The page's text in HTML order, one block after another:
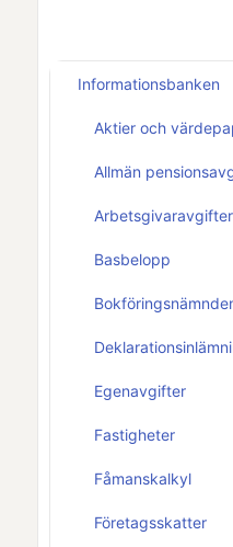
Informationsbanken
Aktier och
Allmän
Arbetsgivaravgifter
Basbelopp
Egenavgifter
Fastigheter
Fåmanskalkyl
Företagsskatter